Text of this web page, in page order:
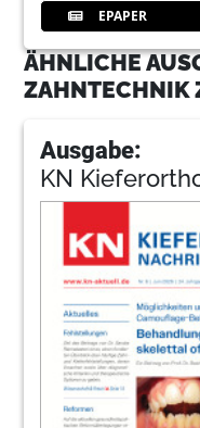
EPAPER
ÄHNLICHE
ZAHNTECHNIK
Ausgabe:
KN